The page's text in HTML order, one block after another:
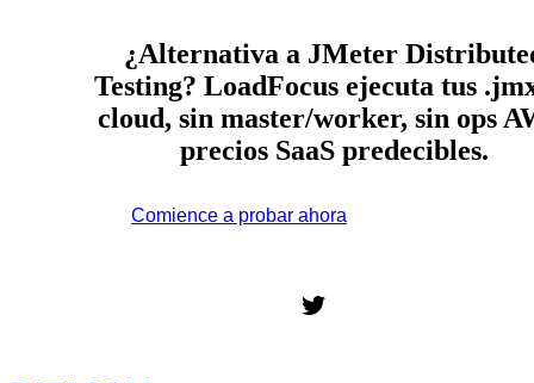
¿Alternativa a JMeter
Testing? LoadFocus ejecuta tus
cloud, sin master/worker, sin ops
precios SaaS predecibles.
Comience a probar ahora